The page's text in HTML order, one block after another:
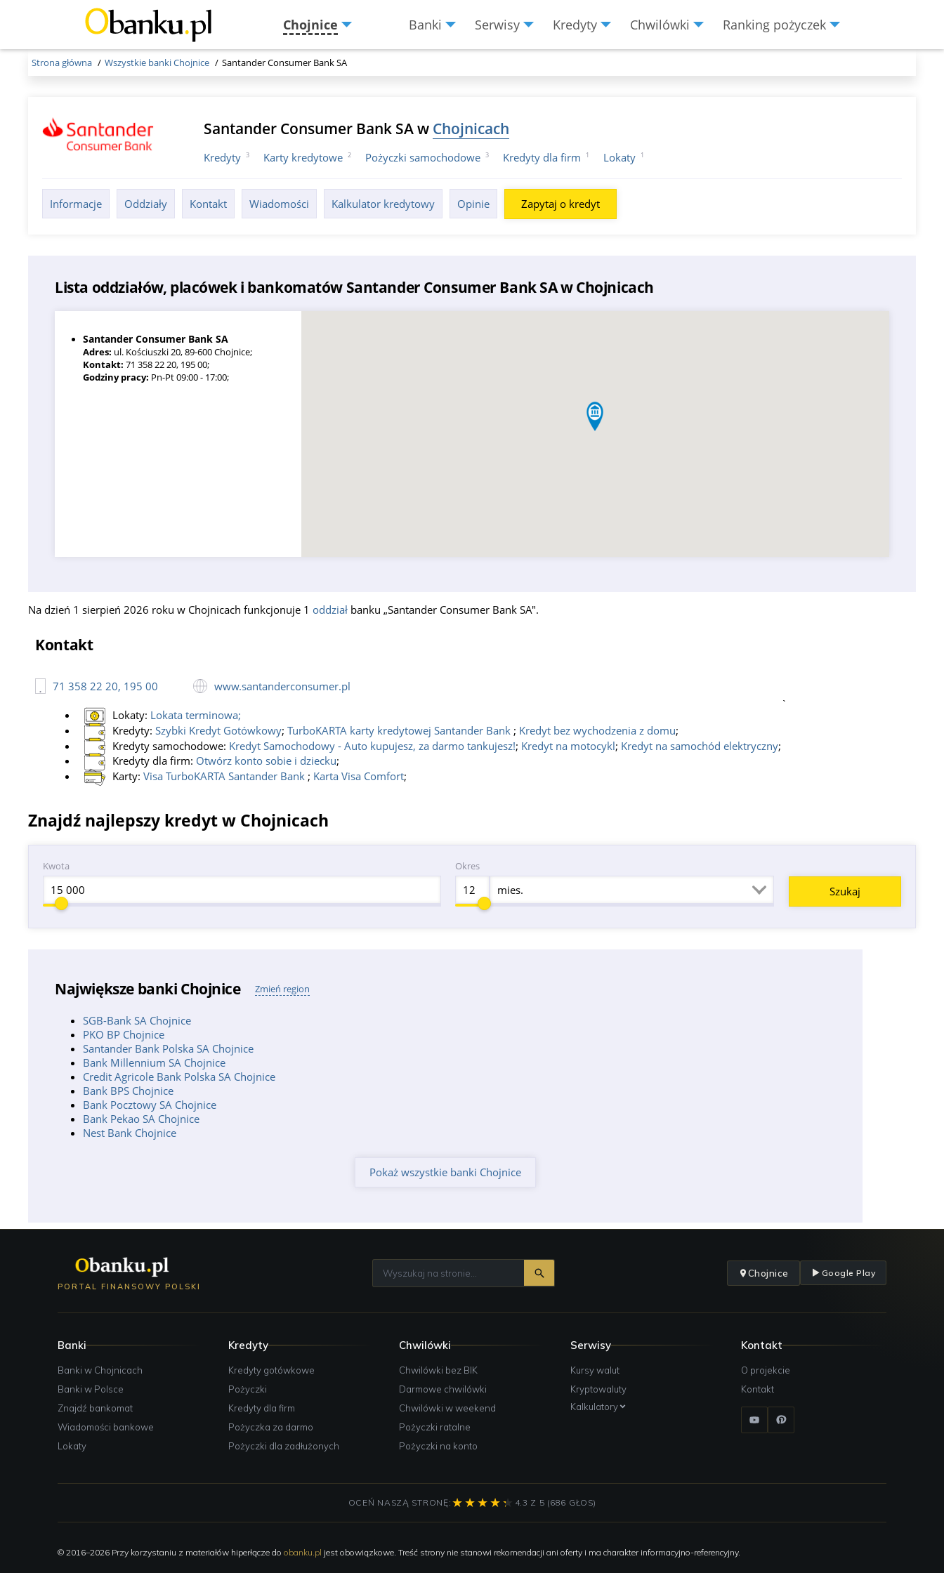
Chojnice Banki Serwisy Kredyty Chwilówki Ranking pożyczek
Menu
Strona główna Wszystkie banki Chojnice Santander Consumer Bank SA
Santander Consumer Bank SA w Chojnicach
Kredyty 3 Karty kredytowe 2 Pożyczki samochodowe 3 Kredyty dla firm 1 Lokaty 1
Informacje Oddziały Kontakt Wiadomości Kalkulator kredytowy Opinie Zapytaj o kredyt
Lista oddziałów, placówek i bankomatów Santander Consumer Bank SA w Chojnicach
Santander Consumer Bank SA
Adres: ul. Kościuszki 20, 89-600 Chojnice;
Kontakt: 71 358 22 20, 195 00;
Godziny pracy: Pn-Pt 09:00 - 17:00;
Na dzień 1 sierpień 2026 roku w Chojnicach funkcjonuje 1 oddział banku „Santander Consumer Bank SA".
Kontakt
71 358 22 20, 195 00 www.santanderconsumer.pl
Lokaty: Lokata terminowa;
Kredyty:Szybki Kredyt Gotówkowy;TurboKARTA karty kredytowej Santander Bank ; Kredyt bez wychodzenia z domu;
Kredyty samochodowe: Kredyt Samochodowy - Auto kupujesz, za darmo tankujesz!; Kredyt na motocykl; Kredyt na samochód elektryczny;
Kredyty dla firm: Otwórz konto sobie i dziecku;
Karty:Visa TurboKARTA Santander Bank ; Karta Visa Comfort;
`
Znajdź najlepszy kredyt w Chojnicach
Kwota Okres
mies.
Największe banki Chojnice Zmień region
SGB-Bank SA Chojnice
PKO BP Chojnice
Santander Bank Polska SA Chojnice
Bank Millennium SA Chojnice
Credit Agricole Bank Polska SA Chojnice
Bank BPS Chojnice
Bank Pocztowy SA Chojnice
Bank Pekao SA Chojnice
Nest Bank Chojnice
Pokaż wszystkie banki Chojnice
PORTAL FINANSOWY POLSKI
Chojnice Google Play
Banki
Banki w Chojnicach
Banki w Polsce
Znajdź bankomat
Wiadomości bankowe
Lokaty
Kredyty
Kredyty gotówkowe
Pożyczki
Kredyty dla firm
Pożyczka za darmo
Pożyczki dla zadłużonych
Chwilówki
Chwilówki bez BIK
Darmowe chwilówki
Chwilówki w weekend
Pożyczki ratalne
Pożyczki na konto
Serwisy
Kursy walut
Kryptowaluty
Kalkulatory
Kontakt
O projekcie
Kontakt
OCEŃ NASZĄ STRONĘ: 4.3 Z 5 (686 GŁOS)
© 2016–2026 Przy korzystaniu z materiałów hiperłącze do obanku.pl jest obowiązkowe. Treść strony nie stanowi rekomendacji ani oferty i ma charakter informacyjno-referencyjny.